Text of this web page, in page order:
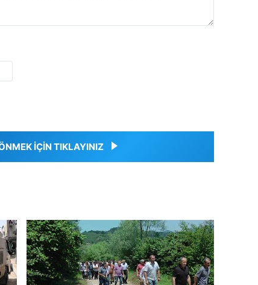
İÇİN TIKLAYINIZ